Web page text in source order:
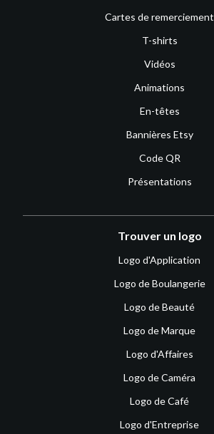
Cartes de remerciement
T-shirts
Vidéos
Animations
En-têtes
Bannières Etsy
Code QR
Présentations
Trouver un logo
Logo d'Application
Logo de Boulangerie
Logo de Beauté
Logo de Marque
Logo d'Affaires
Logo de Caméra
Logo de Café
Logo d'Entreprise